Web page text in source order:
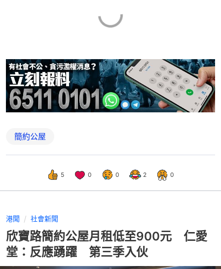
簡約公屋
5 0 0 2 0
港聞 社會新聞
欣寶路簡約公屋月租低至900元 仁愛
堂：反應踴躍 第三季入伙